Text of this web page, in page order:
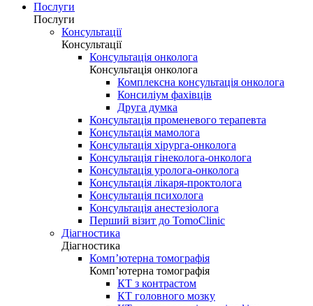
Послуги
Послуги
Консультації
Консультації
Консультація онколога
Консультація онколога
Комплексна консультація онколога
Консиліум фахівців
Друга думка
Консультація променевого терапевта
Консультація мамолога
Консультація хірурга-онколога
Консультація гінеколога-онколога
Консультація уролога-онколога
Консультація лікаря-проктолога
Консультація психолога
Консультація анестезіолога
Перший візит до TomoClinic
Діагностика
Діагностика
Комп’ютерна томографія
Комп’ютерна томографія
КТ з контрастом
КТ головного мозку